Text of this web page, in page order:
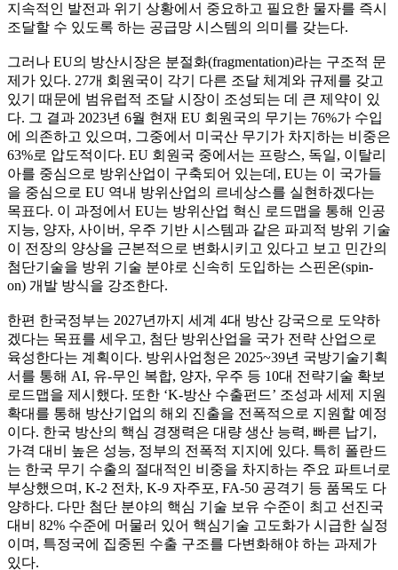
지속적인 발전과 위기 상황에서 중요하고 필요한 물자를 즉시
조달할 수 있도록 하는 공급망 시스템의 의미를 갖는다.
그러나 EU의 방산시장은 분절화(fragmentation)라는 구조적 문
제가 있다. 27개 회원국이 각기 다른 조달 체계와 규제를 갖고
있기 때문에 범유럽적 조달 시장이 조성되는 데 큰 제약이 있
다. 그 결과 2023년 6월 현재 EU 회원국의 무기는 76%가 수입
에 의존하고 있으며, 그중에서 미국산 무기가 차지하는 비중은
63%로 압도적이다. EU 회원국 중에서는 프랑스, 독일, 이탈리
아를 중심으로 방위산업이 구축되어 있는데, EU는 이 국가들
을 중심으로 EU 역내 방위산업의 르네상스를 실현하겠다는
목표다. 이 과정에서 EU는 방위산업 혁신 로드맵을 통해 인공
지능, 양자, 사이버, 우주 기반 시스템과 같은 파괴적 방위 기술
이 전장의 양상을 근본적으로 변화시키고 있다고 보고 민간의
첨단기술을 방위 기술 분야로 신속히 도입하는 스핀온(spin-
on) 개발 방식을 강조한다.
한편 한국정부는 2027년까지 세계 4대 방산 강국으로 도약하
겠다는 목표를 세우고, 첨단 방위산업을 국가 전략 산업으로
육성한다는 계획이다. 방위사업청은 2025~39년 국방기술기획
서를 통해 AI, 유-무인 복합, 양자, 우주 등 10대 전략기술 확보
로드맵을 제시했다. 또한 ‘K-방산 수출펀드’ 조성과 세제 지원
확대를 통해 방산기업의 해외 진출을 전폭적으로 지원할 예정
이다. 한국 방산의 핵심 경쟁력은 대량 생산 능력, 빠른 납기,
가격 대비 높은 성능, 정부의 전폭적 지지에 있다. 특히 폴란드
는 한국 무기 수출의 절대적인 비중을 차지하는 주요 파트너로
부상했으며, K-2 전차, K-9 자주포, FA-50 공격기 등 품목도 다
양하다. 다만 첨단 분야의 핵심 기술 보유 수준이 최고 선진국
대비 82% 수준에 머물러 있어 핵심기술 고도화가 시급한 실정
이며, 특정국에 집중된 수출 구조를 다변화해야 하는 과제가
있다.